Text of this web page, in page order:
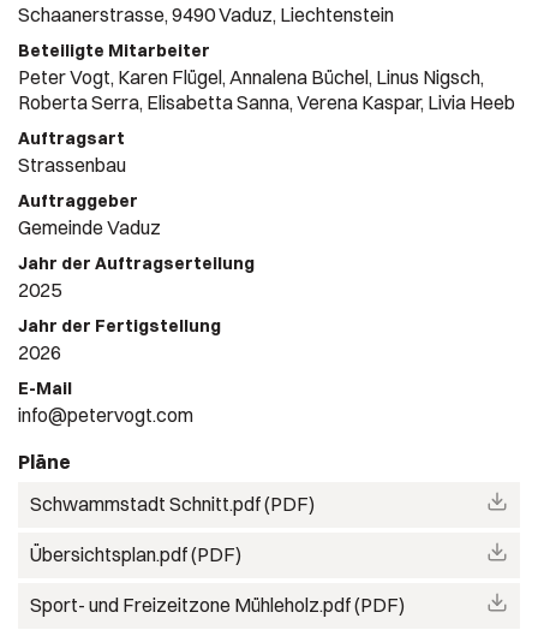
Schaanerstrasse, 9490 Vaduz, Liechtenstein
Beteiligte Mitarbeiter
Peter Vogt, Karen Flügel, Annalena Büchel, Linus Nigsch,
Roberta Serra, Elisabetta Sanna, Verena Kaspar, Livia Heeb
Auftragsart
Strassenbau
Auftraggeber
Gemeinde Vaduz
Jahr der Auftragserteilung
2025
Jahr der Fertigstellung
2026
E-Mail
info@petervogt.com
Pläne
Schwammstadt Schnitt.pdf (PDF)
Übersichtsplan.pdf (PDF)
Sport- und Freizeitzone Mühleholz.pdf (PDF)